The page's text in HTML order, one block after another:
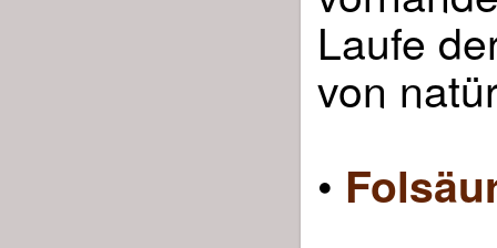
Laufe
von
•